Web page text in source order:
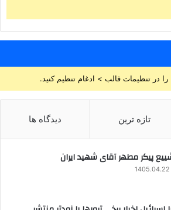
تازه ترین دیدگاه ها
پیکر مطهر آقای شهید ایران
1405.04.22